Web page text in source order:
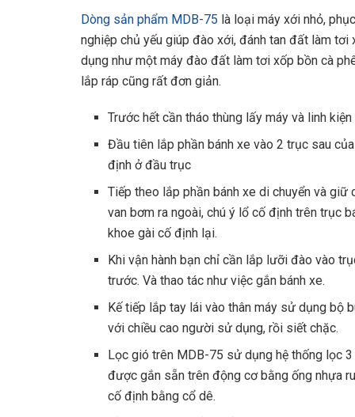
Dòng sản phẩm MDB-75 là loại máy xới nhỏ,
nghiệp chủ yếu giúp đào xới, đánh tan đất làm
dụng như một máy đào đất làm tơi xốp bồn cà
lắp ráp cũng rất đơn giản.
Trước hết cần tháo thùng lấy máy và linh
Đầu tiên lắp phần bánh xe vào 2 trục sau
định ở đầu trục
Tiếp theo lắp phần bánh xe di chuyển và
van bơm ra ngoài, chú ý lổ cố định trên trục
khoe gài cố định lại.
Khi vận hành bạn chỉ cần lắp lưỡi đào vào
trước. Và thao tác như việc gắn bánh xe.
Kế tiếp lắp tay lái vào thân máy sử dụng bộ
với chiều cao người sử dụng, rồi siết chặc.
Lọc gió trên MDB-75 sử dụng hệ thống lọc
được gắn sẵn trên động cơ bằng ống nhựa
cố định bằng cổ dê.